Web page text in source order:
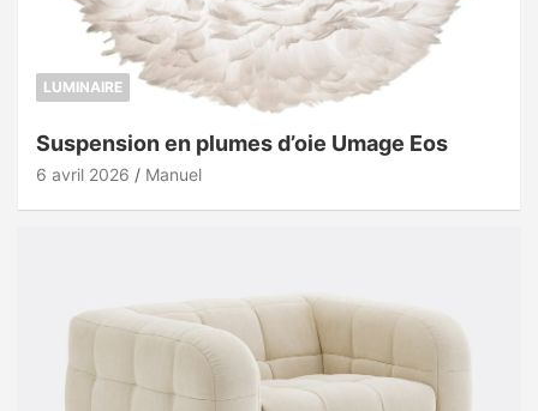
LUMINAIRE
Suspension en plumes d’oie Umage Eos
6 avril 2026 Manuel